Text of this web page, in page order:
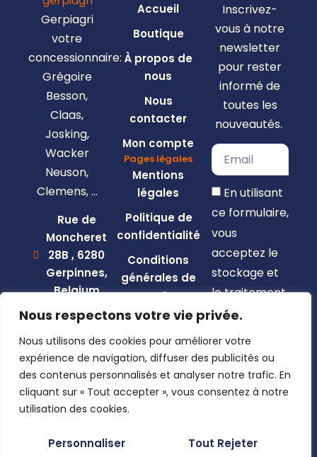
Nous respectons votre vie privée.
Nous utilisons des cookies pour améliorer votre
expérience de navigation, diffuser des publicités ou
des contenus personnalisés et analyser notre trafic. En
cliquant sur « Tout accepter », vous consentez à notre
utilisation des cookies.
Personnaliser Tout Rejeter
Gerpiagri
votre
concessionnaire:
Grégoire
Besson,
Claas,
Josking,
Wacker
Neuson,
Clemens, …
Rue de
Moncheret
28B , 6280
Gerpinnes,
Belgium
+32 492
marcellin@gerpiagri.be
BE
0793.946.582
Accueil
Boutique
À propos de
nous
Nous
contacter
Mon compte
Pages légales
Mentions
légales
Politique de
confidentialité
Conditions
générales de
vente
Inscrivez-
vous à notre
newsletter
pour rester
informé de
toutes les
nouveautés.
En utilisant
ce formulaire,
vous
acceptez le
stockage et
le traitement
de vos
ce site web.
S'inscrire